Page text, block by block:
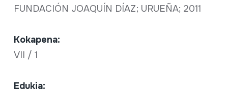
FUNDACIÓN JOAQUÍN DÍAZ; URUEÑA; 2011
Kokapena:
VII / 1
Edukia: